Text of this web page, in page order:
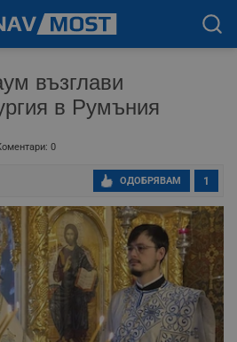
възглави
в Румъния
0
1
ОДОБРЯВАМ